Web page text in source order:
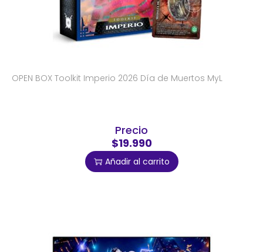
OPEN BOX Toolkit Imperio 2026 Día de Muertos MyL
Precio
$19.990
Añadir al carrito